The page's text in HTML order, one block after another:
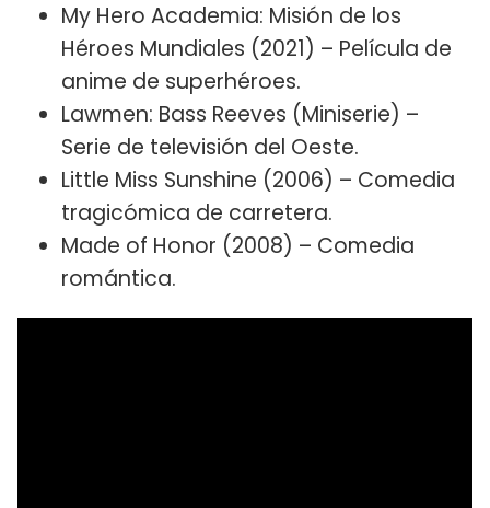
My Hero Academia: Misión de los
Héroes Mundiales (2021) – Película de
anime de superhéroes.
Lawmen: Bass Reeves (Miniserie) –
Serie de televisión del Oeste.
Little Miss Sunshine (2006) – Comedia
tragicómica de carretera.
Made of Honor (2008) – Comedia
romántica.